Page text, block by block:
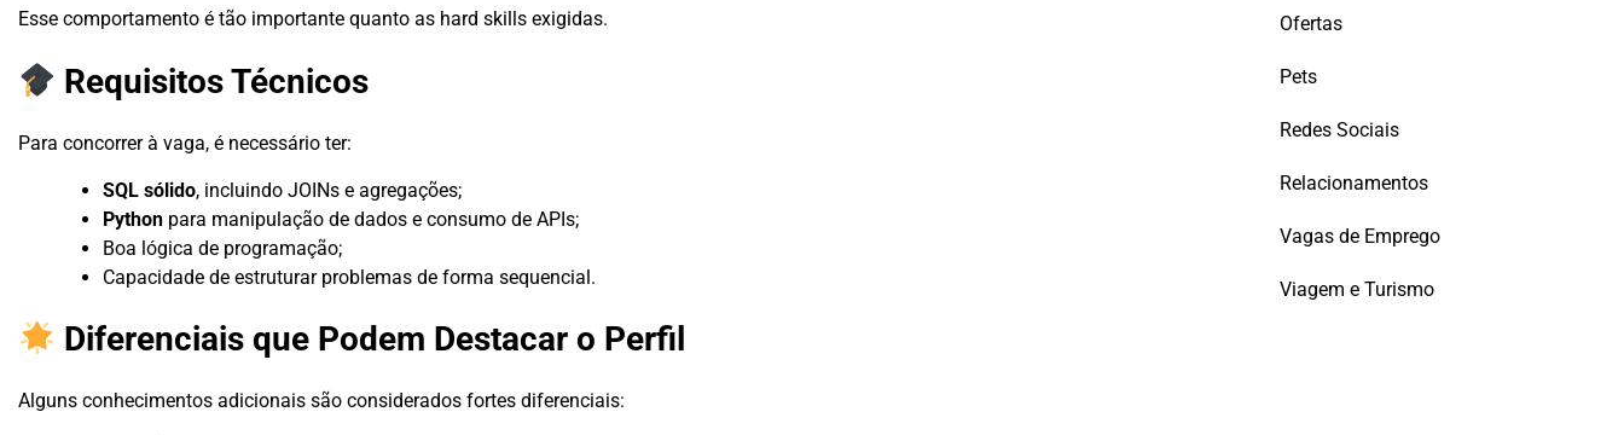
Esse comportamento é tão importante quanto as hard skills exigidas.
Requisitos Técnicos
Para concorrer à vaga, é necessário ter:
SQL sólido, incluindo JOINs e agregações;
Python para manipulação de dados e consumo de APIs;
Boa lógica de programação;
Capacidade de estruturar problemas de forma sequencial.
Diferenciais que Podem Destacar o Perfil
Alguns conhecimentos adicionais são considerados fortes diferenciais:
Ofertas
Pets
Redes Sociais
Relacionamentos
Vagas de Emprego
Viagem e Turismo